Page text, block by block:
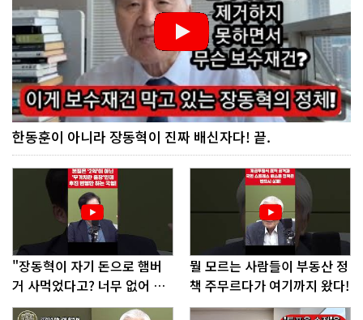
한동훈이 아니라 장동혁이 진짜 배신자다! 끝.
"장동혁이 자기 돈으로 햄버
거 사먹었다고? 너무 없어 보
인다"
뭘 모르는 사람들이 부동산 정
책 주무르다가 여기까지 왔다!